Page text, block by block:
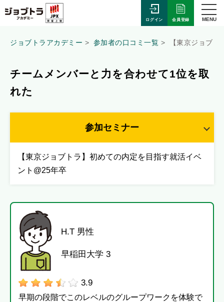
ログイン 会員登録 MENU
ジョブトラアカデミー 参加者の口コミ一覧 【東京ジョブ
チームメンバーと力を合わせて1位を取
れた
参加セミナー
【東京ジョブトラ】初めての内定を目指す就活イベ
ント@25年卒
H.T 男性
早稲田大学 3
3.9
早期の段階でこのレベルのグループワークを体験で